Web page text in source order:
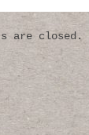
are closed.